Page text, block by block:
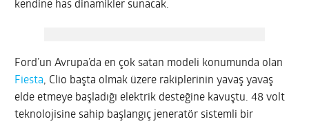
kendine has dinamikler sunacak.
Ford’un Avrupa’da en çok satan modeli konumunda olan
Fiesta, Clio başta olmak üzere rakiplerinin yavaş yavaş
elde etmeye başladığı elektrik desteğine kavuştu. 48 volt
teknolojisine sahip başlangıç jeneratör sistemli bir